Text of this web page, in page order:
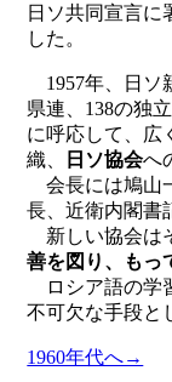
日ソ共同宣言に
した。
1957年、日ソ
県連、138の独
に呼応して、広
織、
日ソ協会へ
会長には鳩山
長、近衛内閣書
新しい協会は
善を図り、もっ
ロシア語の学
不可欠な手段と
1960年代へ→